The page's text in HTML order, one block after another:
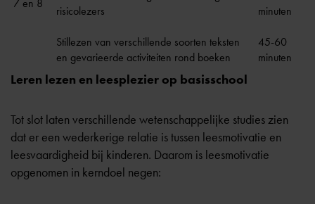
7 en 8
risicolezers
Stillezen van verschillende soorten teksten
en gevarieerde activiteiten rond boeken
minuten
45-60
minuten
Leren lezen en leesplezier op basisschool
Tot slot laten verschillende wetenschappelijke studies zien
dat er een wederkerige relatie is tussen leesmotivatie en
leesvaardigheid bij kinderen. Daarom is leesmotivatie
opgenomen in kerndoel negen: